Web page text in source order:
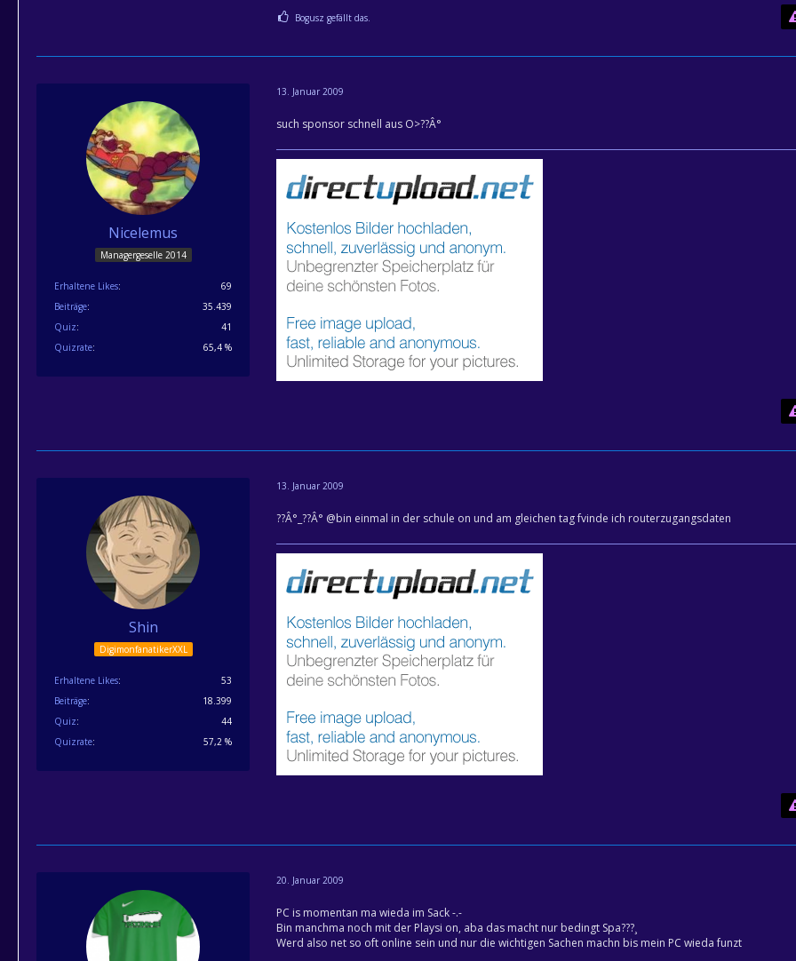
Bogusz gefällt das.
Nicelemus
Managergeselle 2014
Erhaltene Likes
69
Beiträge
35.439
Quiz
41
Quizrate
65,4 %
13. Januar 2009
such sponsor schnell aus O>??Â°
Shin
DigimonfanatikerXXL
Erhaltene Likes
53
Beiträge
18.399
Quiz
44
Quizrate
57,2 %
13. Januar 2009
??Â°_??Â° @bin einmal in der schule on und am gleichen tag fvinde ich routerzugangsdaten
20. Januar 2009
PC is momentan ma wieda im Sack -.-
Bin manchma noch mit der Playsi on, aba das macht nur bedingt Spa???¸
Werd also net so oft online sein und nur die wichtigen Sachen machn bis mein PC wieda funzt